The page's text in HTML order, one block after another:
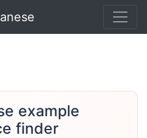
example
finder